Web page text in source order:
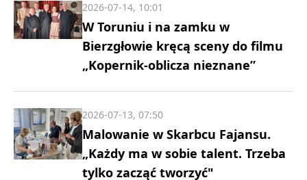
W Toruniu i na zamku w
Bierzgłowie kręcą sceny do filmu
„Kopernik-oblicza nieznane”
2026-07-14, 10:01
Malowanie w Skarbcu Fajansu.
„Każdy ma w sobie talent. Trzeba
tylko zacząć tworzyć"
2026-07-13, 07:50